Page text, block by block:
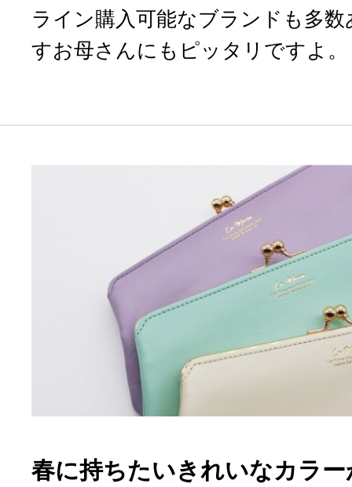
ライン購入可能なブランドも多
すお母さんにもピッタリですよ。
春に持ちたいきれいなカラ